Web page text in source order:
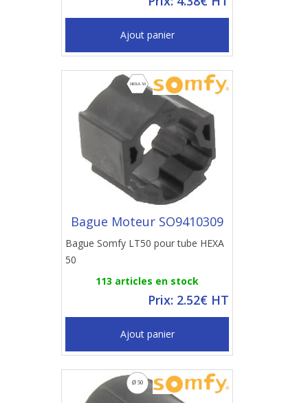
Ajout panier
Bague Moteur SO9410309
Bague Somfy LT50 pour tube HEXA
50
113 articles en stock
Prix: 2.52€ HT
Ajout panier